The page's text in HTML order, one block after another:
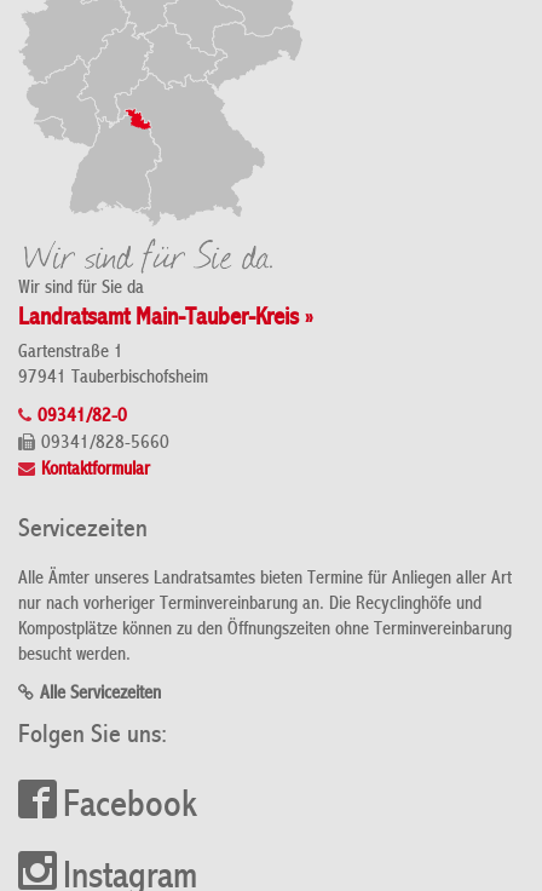
Wir sind für Sie da
Landratsamt Main-Tauber-Kreis »
Gartenstraße 1
97941 Tauberbischofsheim
09341/82-0
09341/828-5660
Kontaktformular
Servicezeiten
Alle Ämter unseres Landratsamtes bieten Termine für Anliegen aller Art
nur nach vorheriger Terminvereinbarung an. Die Recyclinghöfe und
Kompostplätze können zu den Öffnungszeiten ohne Terminvereinbarung
besucht werden.
Alle Servicezeiten
Folgen Sie uns:
Facebook
Instagram